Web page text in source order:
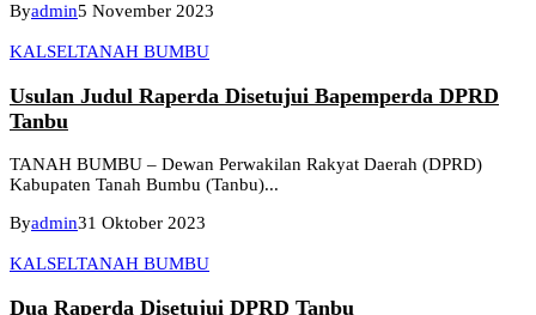
Byadmin5 November 2023
KALSELTANAH BUMBU
Usulan Judul Raperda Disetujui Bapemperda DPRD
Tanbu
TANAH BUMBU – Dewan Perwakilan Rakyat Daerah (DPRD)
Kabupaten Tanah Bumbu (Tanbu)...
Byadmin31 Oktober 2023
KALSELTANAH BUMBU
Dua Raperda Disetujui DPRD Tanbu